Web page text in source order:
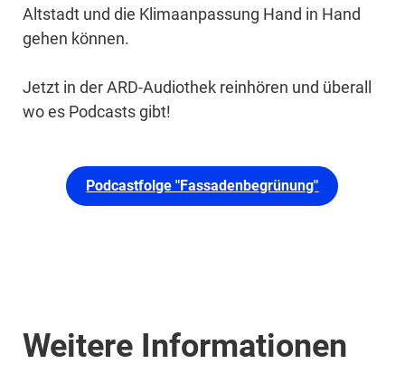
Altstadt und die Klimaanpassung Hand in Hand
gehen können.
Jetzt in der ARD-Audiothek reinhören und überall
wo es Podcasts gibt!
Podcastfolge "Fassadenbegrünung"
Weitere Informationen